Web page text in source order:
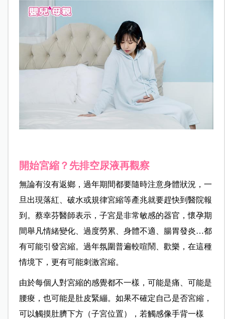
開始宮縮？先排空尿液再觀察
無論有沒有返鄉，過年期間都要隨時注意身體狀況，一
旦出現落紅、破水或規律宮縮等產兆就要趕快到醫院報
到。蔡幸芬醫師表示，子宮是非常敏感的器官，懷孕期
間舉凡情緒變化、過度勞累、身體不適、腸胃發炎…都
有可能引發宮縮。過年氛圍普遍較喧鬧、歡樂，在這種
情境下，更有可能刺激宮縮。
由於每個人對宮縮的感覺都不一樣，可能是痛、可能是
腰痠，也可能是肚皮緊繃。如果不確定自己是否宮縮，
可以觸摸肚臍下方（子宮位置），若觸感像手背一樣